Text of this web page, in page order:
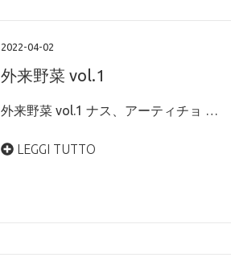
2022-04-02
外来野菜 vol.1
外来野菜 vol.1 ナス、アーティチョ …
LEGGI TUTTO